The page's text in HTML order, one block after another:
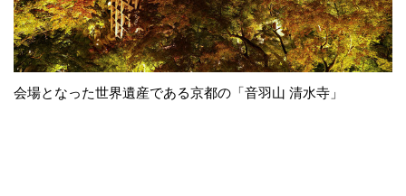
会場となった世界遺産である京都の「音羽山 清水寺」